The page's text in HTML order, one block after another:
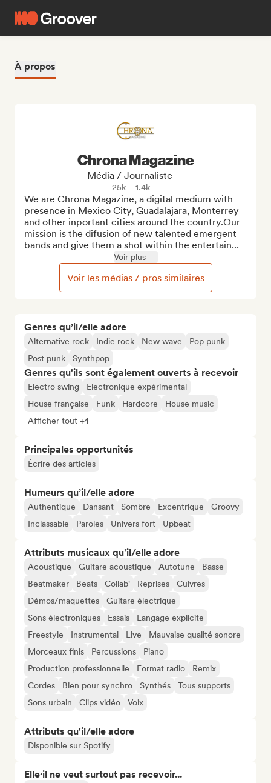
À propos
Genres qu’il/elle adore
Alternative rock Indie rock New wave
Pop punk
Post punk
Synthpop
Genres qu'ils sont également ouverts à recevoir
Electro swing
Electronique expérimental
House française
Funk Hardcore
House music
Afficher tout +4
Principales opportunités
Écrire des articles
Humeurs qu’il/elle adore
Authentique Dansant Sombre Excentrique
Groovy
Inclassable
Paroles Univers fort Upbeat
Attributs musicaux qu’il/elle adore
Acoustique Guitare acoustique Autotune
Basse
Beatmaker
Beats Collab' Reprises
Cuivres
Démos/maquettes
Guitare électrique
Sons électroniques
Essais
Langage explicite
Freestyle
Instrumental Live
Mauvaise qualité sonore
Morceaux finis
Percussions
Piano
Production professionnelle
Format radio
Remix
Cordes
Bien pour synchro Synthés
Tous supports
Sons urbain
Clips vidéo Voix
Attributs qu'il/elle adore
Disponible sur Spotify
Elle·il ne veut surtout pas recevoir...
Chrona Magazine
Média / Journaliste
25k 1.4k
We are Chrona Magazine, a digital medium with
presence in Mexico City, Guadalajara, Monterrey
and other inportant cities around the country.Our
mission is the difusion of new talented emergent
bands and give them a shot within the entertain...
Voir plus
Voir les médias / pros similaires